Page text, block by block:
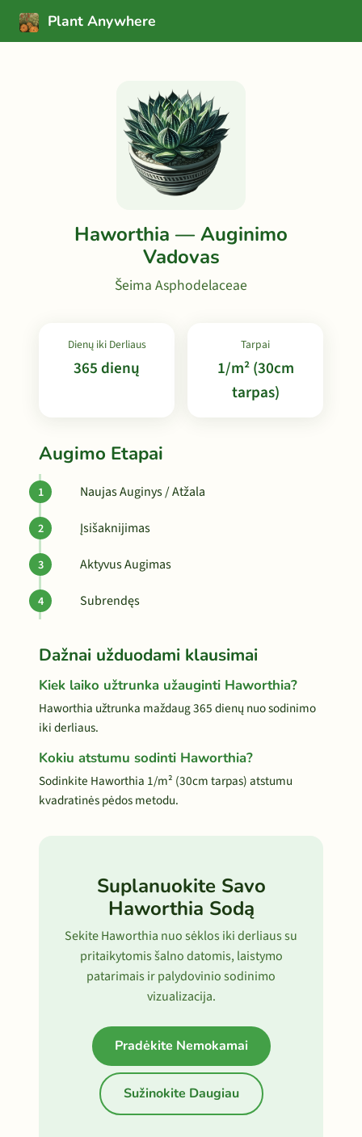
Plant Anywhere
Haworthia — Auginimo
Vadovas
Šeima Asphodelaceae
Dienų iki Derliaus
365 dienų
Tarpai
1/m² (30cm
tarpas)
Augimo Etapai
Naujas Auginys / Atžala
Įsišaknijimas
Aktyvus Augimas
Subrendęs
Dažnai užduodami klausimai
Kiek laiko užtrunka užauginti Haworthia?
Haworthia užtrunka maždaug 365 dienų nuo sodinimo
iki derliaus.
Kokiu atstumu sodinti Haworthia?
Sodinkite Haworthia 1/m² (30cm tarpas) atstumu
kvadratinės pėdos metodu.
Suplanuokite Savo
Haworthia Sodą
Sekite Haworthia nuo sėklos iki derliaus su
pritaikytomis šalno datomis, laistymo
patarimais ir palydovinio sodinimo
vizualizacija.
Pradėkite Nemokamai
Sužinokite Daugiau